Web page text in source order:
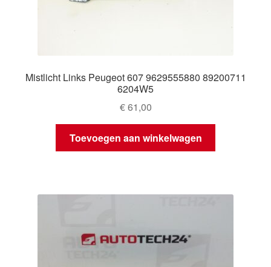
Mistlicht Links Peugeot 607 9629555880 89200711
6204W5
€61,00
Toevoegen aan winkelwagen